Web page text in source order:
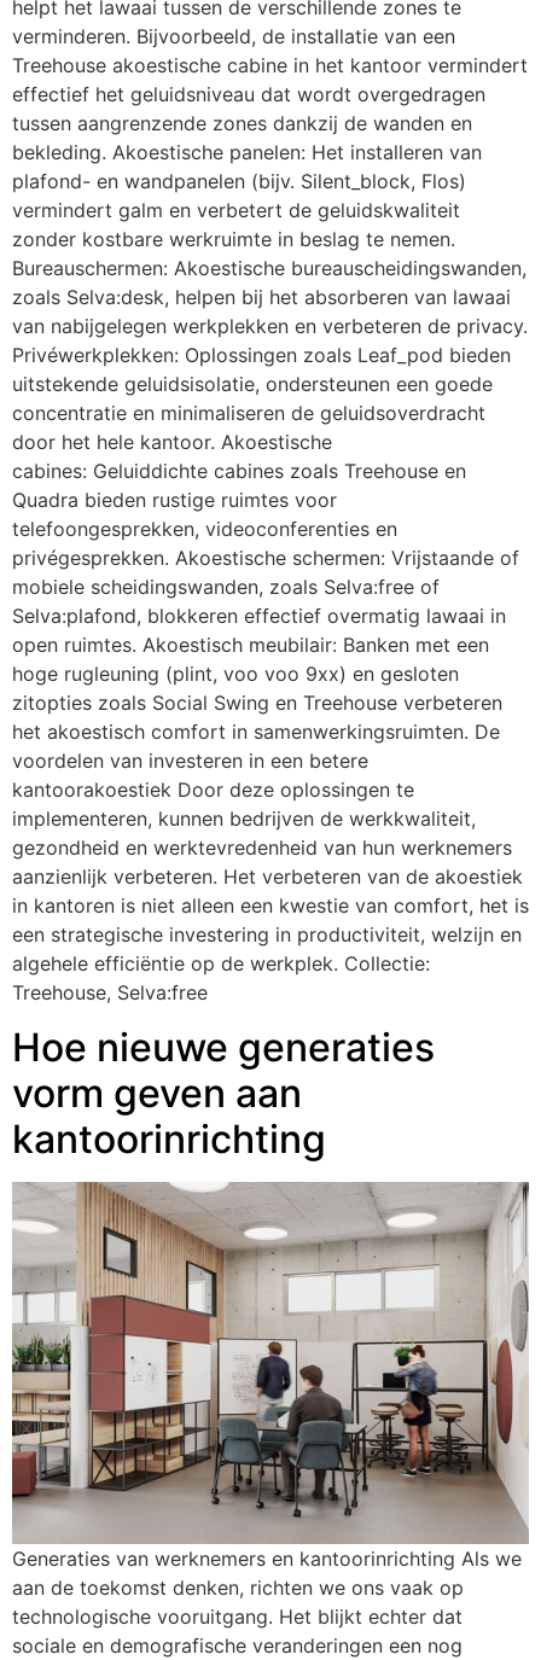
helpt het lawaai tussen de verschillende zones te
verminderen. Bijvoorbeeld, de installatie van een
Treehouse akoestische cabine in het kantoor vermindert
effectief het geluidsniveau dat wordt overgedragen
tussen aangrenzende zones dankzij de wanden en
bekleding. Akoestische panelen: Het installeren van
plafond- en wandpanelen (bijv. Silent_block, Flos)
vermindert galm en verbetert de geluidskwaliteit
zonder kostbare werkruimte in beslag te nemen.
Bureauschermen: Akoestische bureauscheidingswanden,
zoals Selva:desk, helpen bij het absorberen van lawaai
van nabijgelegen werkplekken en verbeteren de privacy.
Privéwerkplekken: Oplossingen zoals Leaf_pod bieden
uitstekende geluidsisolatie, ondersteunen een goede
concentratie en minimaliseren de geluidsoverdracht
door het hele kantoor. Akoestische
cabines: Geluiddichte cabines zoals Treehouse en
Quadra bieden rustige ruimtes voor
telefoongesprekken, videoconferenties en
privégesprekken. Akoestische schermen: Vrijstaande of
mobiele scheidingswanden, zoals Selva:free of
Selva:plafond, blokkeren effectief overmatig lawaai in
open ruimtes. Akoestisch meubilair: Banken met een
hoge rugleuning (plint, voo voo 9xx) en gesloten
zitopties zoals Social Swing en Treehouse verbeteren
het akoestisch comfort in samenwerkingsruimten. De
voordelen van investeren in een betere
kantoorakoestiek Door deze oplossingen te
implementeren, kunnen bedrijven de werkkwaliteit,
gezondheid en werktevredenheid van hun werknemers
aanzienlijk verbeteren. Het verbeteren van de akoestiek
in kantoren is niet alleen een kwestie van comfort, het is
een strategische investering in productiviteit, welzijn en
algehele efficiëntie op de werkplek. Collectie:
Treehouse, Selva:free
Hoe nieuwe generaties
vorm geven aan
kantoorinrichting
Generaties van werknemers en kantoorinrichting Als we
aan de toekomst denken, richten we ons vaak op
technologische vooruitgang. Het blijkt echter dat
sociale en demografische veranderingen een nog